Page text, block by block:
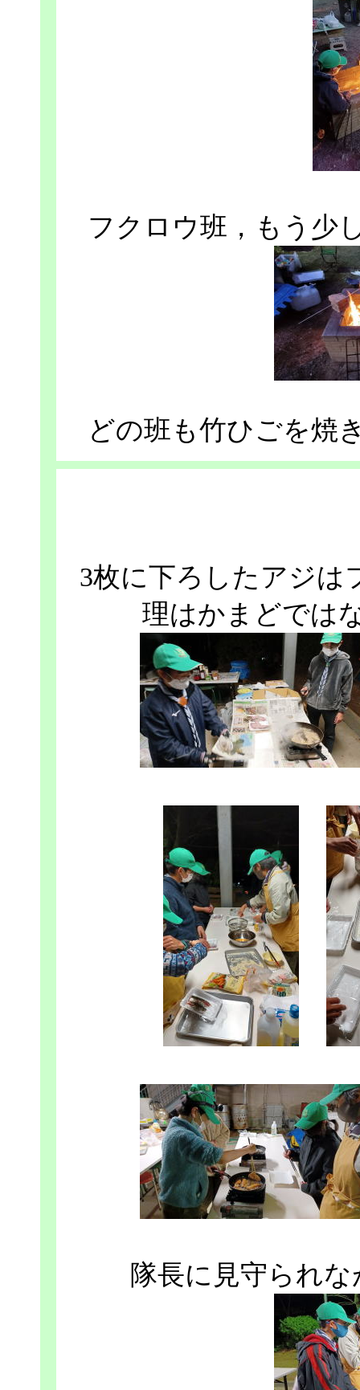
フクロウ班，もう少
どの班も竹ひごを焼
3枚に下ろしたアジは
理はかまどでは
隊長に見守られ